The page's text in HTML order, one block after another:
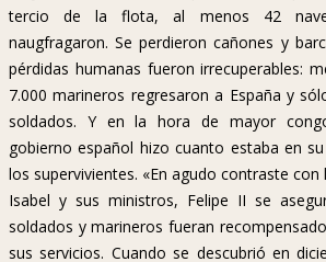
tercio de la flota, al menos 42
naugfragaron. Se perdieron cañones y
pérdidas humanas fueron irrecuperables:
7.000 marineros regresaron a España y
soldados. Y en la hora de mayor
gobierno español hizo cuanto estaba en
los supervivientes. «En agudo contraste con
Isabel y sus ministros, Felipe II se
soldados y marineros fueran
sus servicios. Cuando se descubrió en